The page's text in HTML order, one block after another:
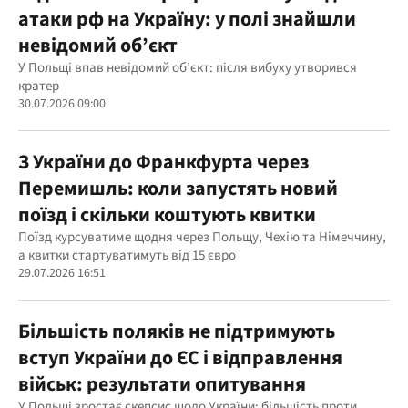
атаки рф на Україну: у полі знайшли
невідомий об’єкт
У Польщі впав невідомий об’єкт: після вибуху утворився
кратер
30.07.2026 09:00
З України до Франкфурта через
Перемишль: коли запустять новий
поїзд і скільки коштують квитки
Поїзд курсуватиме щодня через Польщу, Чехію та Німеччину,
а квитки стартуватимуть від 15 євро
29.07.2026 16:51
Більшість поляків не підтримують
вступ України до ЄС і відправлення
військ: результати опитування